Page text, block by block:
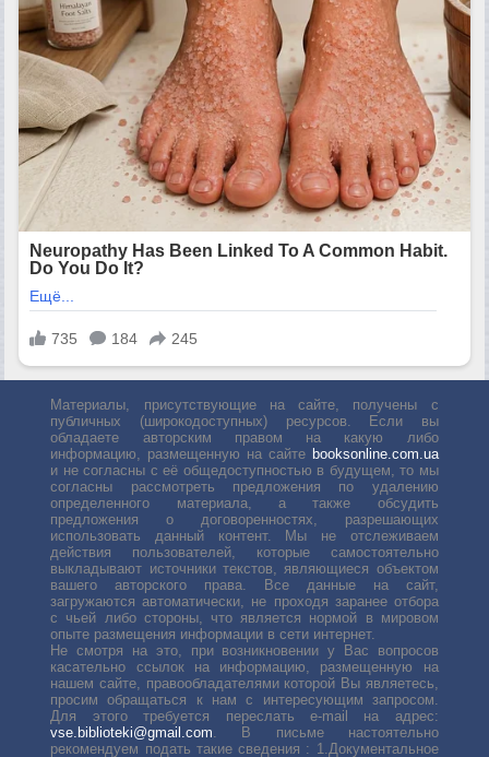
Материалы, присутствующие на сайте, получены с
публичных (широкодоступных) ресурсов. Если вы
обладаете авторским правом на какую либо
информацию, размещенную на сайте booksonline.com.ua
и не согласны с её общедоступностью в будущем, то мы
согласны рассмотреть предложения по удалению
определенного материала, а также обсудить
предложения о договоренностях, разрешающих
использовать данный контент. Мы не отслеживаем
действия пользователей, которые самостоятельно
выкладывают источники текстов, являющиеся объектом
вашего авторского права. Все данные на сайт,
загружаются автоматически, не проходя заранее отбора
с чьей либо стороны, что является нормой в мировом
опыте размещения информации в сети интернет.
Не смотря на это, при возникновении у Вас вопросов
касательно ссылок на информацию, размещенную на
нашем сайте, правообладателями которой Вы являетесь,
просим обращаться к нам с интересующим запросом.
Для этого требуется переслать е-mail на адрес:
vse.biblioteki@gmail.com . В письме настоятельно
рекомендуем подать такие сведения : 1.Документальное